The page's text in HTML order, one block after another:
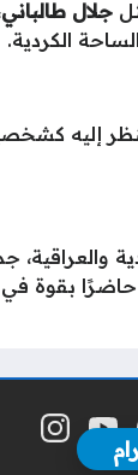
جلال طالباني
الكردية.
إليه
حاضرًا بقوة
التواصل
يوتيوبإنستغرام